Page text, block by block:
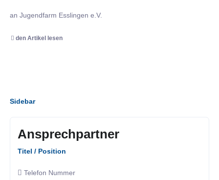
an Jugendfarm Esslingen e.V.
den Artikel lesen
Sidebar
Ansprechpartner
Titel / Position
Telefon Nummer